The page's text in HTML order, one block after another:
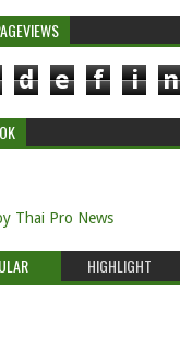
d e f i n
Thai Pro News
HIGHLIGHT